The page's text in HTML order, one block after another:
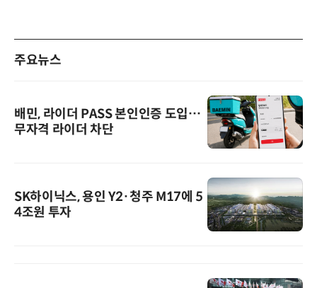
주요뉴스
배민, 라이더 PASS 본인인증 도입…
무자격 라이더 차단
SK하이닉스, 용인 Y2·청주 M17에 5
4조원 투자